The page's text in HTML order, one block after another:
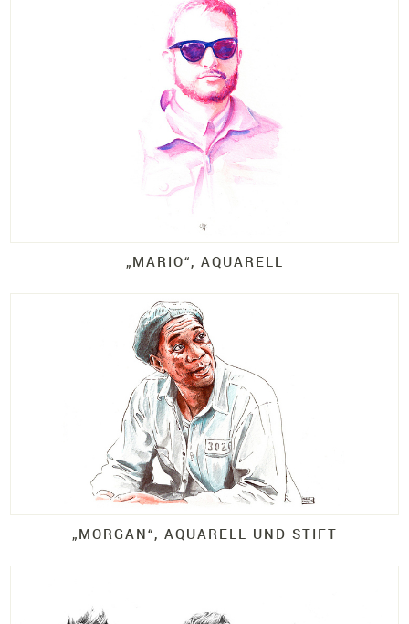
„MARIO“, AQUARELL
„MORGAN“, AQUARELL UND STIFT